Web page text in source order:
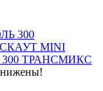
300
СКАУТ MINI
300 ТРАНСМИКС